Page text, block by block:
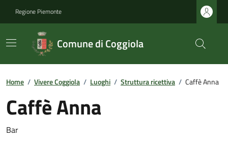
Regione Piemonte
Comune di Coggiola
Home / Vivere Coggiola / Luoghi / Struttura ricettiva / Caffè Anna
Caffè Anna
Bar